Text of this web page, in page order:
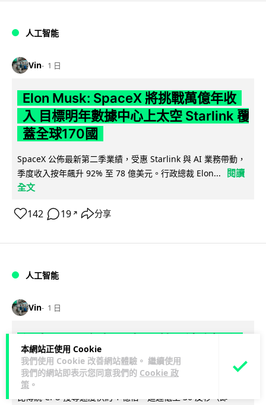
本網站正使用 Cookie
我們使用 Cookie 改善網站體驗。 繼續使用
我們的網站即表示您同意我們的 Cookie 政
策 。
人工智能
Vin 1 日
Elon Musk: SpaceX 將挑戰萬億年收
入 目標明年數據中心上太空 Starlink 覆
蓋全球170國
SpaceX 公佈最新第二季業績，受惠 Starlink 與 AI 業務帶動，
季度收入按年飆升 92% 至 78 億美元。行政總裁 Elon...
閱讀
全文
142 19 ↗ 分享
人工智能
Vin 1 日
一億倍 手機人臉識別免上雲端
香港大學團隊成功研發原子級厚度的「模擬存內搜尋」晶片，
比傳統 CPU 搜尋速度快約 1 億倍，延遲低至 36 皮秒（即